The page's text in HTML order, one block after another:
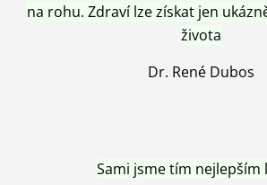
na rohu. Zdraví lze získat jen
života
Dr. René Dubos
Sami jsme tím nejlepším